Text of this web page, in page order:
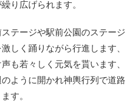
り広げられます。
テージや駅前公園のステージ
しく踊りながら行進します、
も若々しく元気を貰います、
ように開かれ神輿行列で道路
す。